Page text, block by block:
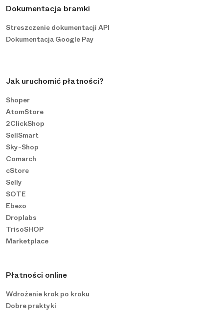
Dokumentacja bramki
Streszczenie dokumentacji API
Dokumentacja Google Pay
Jak uruchomić płatności?
Shoper
AtomStore
2ClickShop
SellSmart
Sky-Shop
Comarch
cStore
Selly
SOTE
Ebexo
Droplabs
TrisoSHOP
Marketplace
Płatności online
Wdrożenie krok po kroku
Dobre praktyki